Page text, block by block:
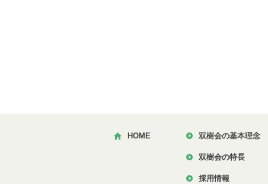
HOME 双樹会の基本理念
双樹会の特長
採用情報